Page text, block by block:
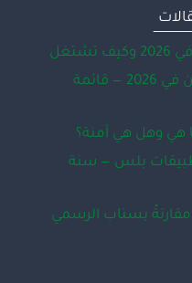
أفضل تطبيقات بلس للأيفون في 2026 — قائمة
هي وهل هي آمنة؟
بلس — سنة
بسناب الرسمي